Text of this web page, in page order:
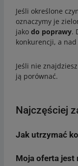
Jeśli określone
oznaczymy je
jakodo poprawy.
konkurencji, a
Jeśli nie
ją porównać.
Najczęściej
Jak utrzymać
Możesz
Moja oferta jest